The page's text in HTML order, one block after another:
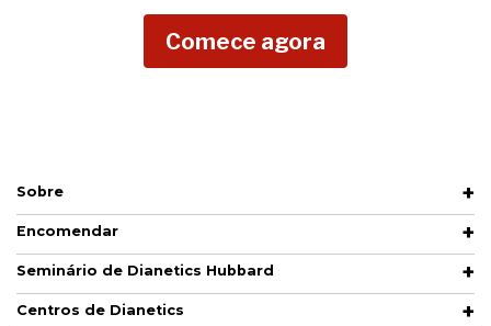
Comece agora
Sobre
Encomendar
Seminário de Dianetics Hubbard
Centros de Dianetics